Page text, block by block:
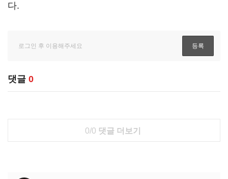
다.
댓글 0
0/0 댓글 더보기